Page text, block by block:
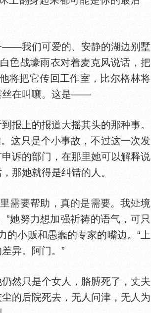
我们可爱的、安静的湖边别墅
战壕雨
对着麦克风说话，把
将把它传回工作室，比尔格林将
丝在叫嚷。这是——
上的报道大摇其头的那种事。
这只是个小事故，不过这一次发
诉的部门，在那里她可以解释说
那她就得是纠错的人。
需要帮助，真的是需要。我
境
努力想加强祈祷的语气，可只
的小贩和愚蠢的专家的嘴边。“上
异。阿门。”
然只是个女人，胳膊死了，丈夫
的后院死去，无人问津，无人为